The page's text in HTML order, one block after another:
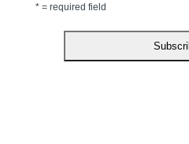
* = required field